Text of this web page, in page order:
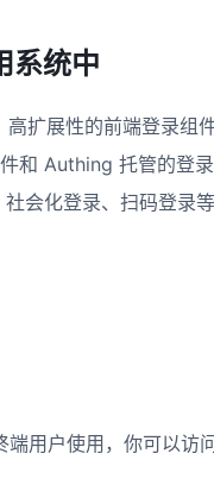
系统中
扩展性的前端登录组
和 Authing 托管的登
会化登录、扫码登录
用户使用，你可以访